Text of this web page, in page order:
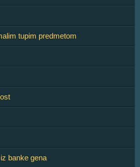
tupim predmetom
banke gena